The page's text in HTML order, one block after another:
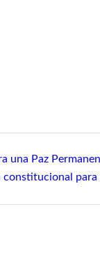
una Paz
constitucional